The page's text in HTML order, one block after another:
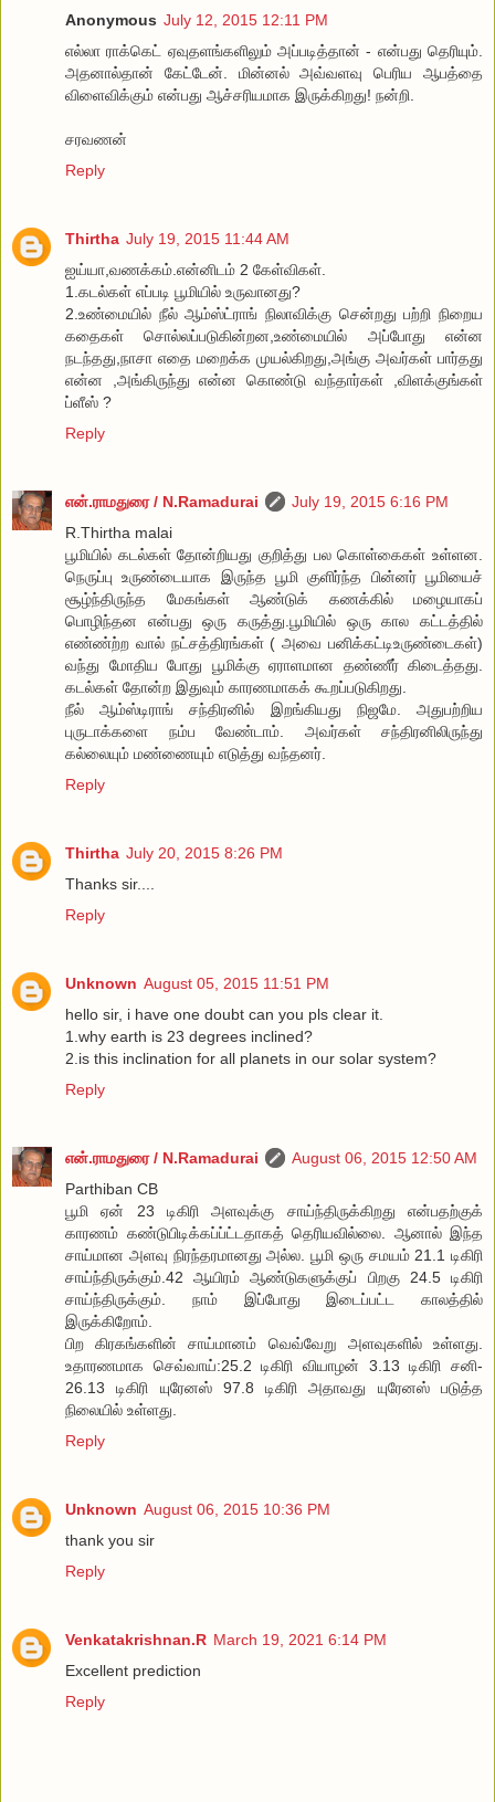
Anonymous July 12, 2015 12:11 PM
எல்லா ராக்கெட் ஏவுதளங்களிலும் அப்படித்தான் - என்பது தெரியும்.
அதனால்தான் கேட்டேன். மின்னல் அவ்வளவு பெரிய ஆபத்தை
விளைவிக்கும் என்பது ஆச்சரியமாக இருக்கிறது! நன்றி.
சரவணன்
Reply
Thirtha July 19, 2015 11:44 AM
ஐய்யா,வணக்கம்.என்னிடம் 2 கேள்விகள்.
1.கடல்கள் எப்படி பூமியில் உருவானது?
2.உண்மையில் நீல் ஆம்ஸ்ட்ராங் நிலாவிக்கு சென்றது பற்றி நிறைய
கதைகள் சொல்லப்படுகின்றன,உண்மையில் அப்போது என்ன
நடந்தது,நாசா எதை மறைக்க முயல்கிறது,அங்கு அவர்கள் பார்தது
என்ன ,அங்கிருந்து என்ன கொண்டு வந்தார்கள் ,விளக்குங்கள்
ப்ளீஸ் ?
Reply
என்.ராமதுரை / N.Ramadurai
July 19, 2015 6:16 PM
R.Thirtha malai
பூமியில் கடல்கள் தோன்றியது குறித்து பல கொள்கைகள் உள்ளன.
நெருப்பு உருண்டையாக இருந்த பூமி குளிர்ந்த பின்னர் பூமியைச்
சூழ்ந்திருந்த மேகங்கள் ஆண்டுக் கணக்கில் மழையாகப்
பொழிந்தன என்பது ஒரு கருத்து.பூமியில் ஒரு கால கட்டத்தில்
எண்ண்ற்ற வால் நட்சத்திரங்கள் ( அவை பனிக்கட்டிஉருண்டைகள்)
வந்து மோதிய போது பூமிக்கு ஏராளமான தண்ணீர் கிடைத்தது.
கடல்கள் தோன்ற இதுவும் காரணமாகக் கூறப்படுகிறது.
நீல் ஆம்ஸ்டிராங் சந்திரனில் இறங்கியது நிஜமே. அதுபற்றிய
புருடாக்களை நம்ப வேண்டாம். அவர்கள் சந்திரனிலிருந்து
கல்லையும் மண்ணையும் எடுத்து வந்தனர்.
Reply
Thirtha July 20, 2015 8:26 PM
Thanks sir....
Reply
Unknown August 05, 2015 11:51 PM
hello sir, i have one doubt can you pls clear it.
1.why earth is 23 degrees inclined?
2.is this inclination for all planets in our solar system?
Reply
என்.ராமதுரை / N.Ramadurai
August 06, 2015 12:50 AM
Parthiban CB
பூமி ஏன் 23 டிகிரி அளவுக்கு சாய்ந்திருக்கிறது என்பதற்குக்
காரணம் கண்டுபிடிக்கப்ப்ட்டதாகத் தெரியவில்லை. ஆனால் இந்த
சாய்மான அளவு நிரந்தரமானது அல்ல. பூமி ஒரு சமயம் 21.1 டிகிரி
சாய்ந்திருக்கும்.42 ஆயிரம் ஆண்டுகளுக்குப் பிறகு 24.5 டிகிரி
சாய்ந்திருக்கும். நாம் இப்போது இடைப்பட்ட காலத்தில்
இருக்கிறோம்.
பிற கிரகங்களின் சாய்மானம் வெவ்வேறு அளவுகளில் உள்ளது.
உதாரணமாக செவ்வாய்:25.2 டிகிரி வியாழன் 3.13 டிகிரி சனி-
26.13 டிகிரி யுரேனஸ் 97.8 டிகிரி அதாவது யுரேனஸ் படுத்த
நிலையில் உள்ளது.
Reply
Unknown August 06, 2015 10:36 PM
thank you sir
Reply
Venkatakrishnan.R March 19, 2021 6:14 PM
Excellent prediction
Reply